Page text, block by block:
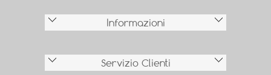
Informazioni
Servizio Clienti